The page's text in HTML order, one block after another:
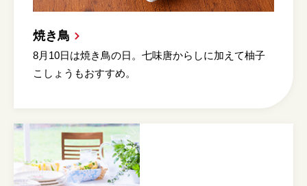
焼き鳥
8月10日は焼き鳥の日。七味唐からしに加えて柚子
こしょうもおすすめ。